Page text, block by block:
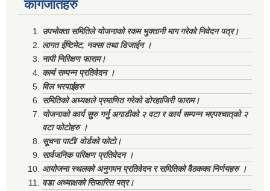
कागजातहरु
उपभोक्ता समितिले योजनाको रकम भुक्तानी माग गरेको निवेदन पत्र।
लागत ईष्टिमेट, नक्सा तथा डिजाईन ।
नापी निरिक्षण फाराम।
कार्य सम्पन्न प्रतिवेदन ।
विल भरपाईहरु
समितिको अध्यक्षले प्रमाणित गरेको डोरहाजिरी फाराम।
योजनाको कार्य सुरु गर्नु अगाडीको २ वटा र कार्य सम्पन्न भएपश्चात्‌को २
वटा फोटोहरु ।
सूचना पाटी/ वोर्डको फोटो।
सार्वजनिक परिक्षण प्रतिवेदन ।
आयोजना स्थलको अनुगमन प्रतिवेदन र समितिको वैठकका निर्णयहरु ।
वडा अध्याक्षको सिफारिस पत्र।